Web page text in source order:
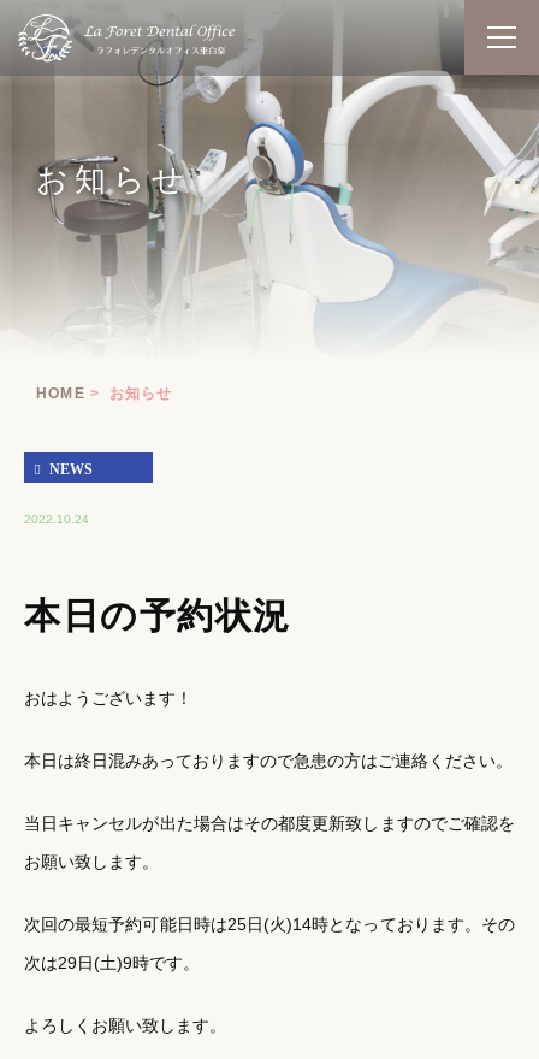
お知らせ
HOME お知らせ
NEWS
2022.10.24
本日の予約状況
おはようございます！
本日は終日混みあっておりますので急患の方はご連絡ください。
当日キャンセルが出た場合はその都度更新致しますのでご確認を
お願い致します。
次回の最短予約可能日時は25日(火)14時となっております。その
次は29日(土)9時です。
よろしくお願い致します。